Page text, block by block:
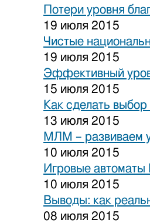
Потери уровня
19 июля 2015
Чистые
19 июля 2015
Эффективный
15 июля 2015
Как сделать
13 июля 2015
МЛМ – развиваем
10 июля 2015
Игровые
10 июля 2015
Выводы: как
08 июля 2015